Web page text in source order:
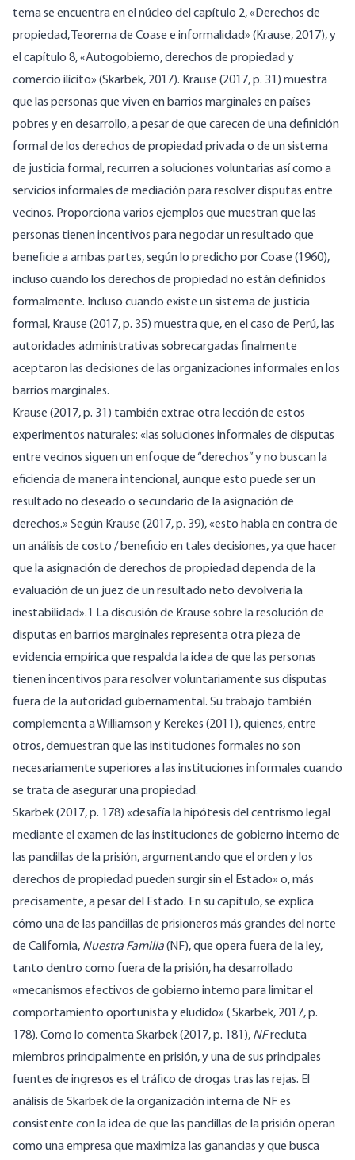
tema se encuentra en el núcleo del capítulo 2, «Derechos de
propiedad, Teorema de Coase e informalidad» (Krause, 2017), y
el capítulo 8, «Autogobierno, derechos de propiedad y
comercio ilícito» (Skarbek, 2017). Krause (2017, p. 31) muestra
que las personas que viven en barrios marginales en países
pobres y en desarrollo, a pesar de que carecen de una definición
formal de los derechos de propiedad privada o de un sistema
de justicia formal, recurren a soluciones voluntarias así como a
servicios informales de mediación para resolver disputas entre
vecinos. Proporciona varios ejemplos que muestran que las
personas tienen incentivos para negociar un resultado que
beneficie a ambas partes, según lo predicho por Coase (1960),
incluso cuando los derechos de propiedad no están definidos
formalmente. Incluso cuando existe un sistema de justicia
formal, Krause (2017, p. 35) muestra que, en el caso de Perú, las
autoridades administrativas sobrecargadas finalmente
aceptaron las decisiones de las organizaciones informales en los
barrios marginales.
Krause (2017, p. 31) también extrae otra lección de estos
experimentos naturales: «las soluciones informales de disputas
entre vecinos siguen un enfoque de “derechos” y no buscan la
eficiencia de manera intencional, aunque esto puede ser un
resultado no deseado o secundario de la asignación de
derechos.» Según Krause (2017, p. 39), «esto habla en contra de
un análisis de costo / beneficio en tales decisiones, ya que hacer
que la asignación de derechos de propiedad dependa de la
evaluación de un juez de un resultado neto devolvería la
inestabilidad».1 La discusión de Krause sobre la resolución de
disputas en barrios marginales representa otra pieza de
evidencia empírica que respalda la idea de que las personas
tienen incentivos para resolver voluntariamente sus disputas
fuera de la autoridad gubernamental. Su trabajo también
complementa a Williamson y Kerekes (2011), quienes, entre
otros, demuestran que las instituciones formales no son
necesariamente superiores a las instituciones informales cuando
se trata de asegurar una propiedad.
Skarbek (2017, p. 178) «desafía la hipótesis del centrismo legal
mediante el examen de las instituciones de gobierno interno de
las pandillas de la prisión, argumentando que el orden y los
derechos de propiedad pueden surgir sin el Estado» o, más
precisamente, a pesar del Estado. En su capítulo, se explica
cómo una de las pandillas de prisioneros más grandes del norte
de California, Nuestra Familia(NF), que opera fuera de la ley,
tanto dentro como fuera de la prisión, ha desarrollado
«mecanismos efectivos de gobierno interno para limitar el
comportamiento oportunista y eludido» ( Skarbek, 2017, p.
178). Como lo comenta Skarbek (2017, p. 181), NFrecluta
miembros principalmente en prisión, y una de sus principales
fuentes de ingresos es el tráfico de drogas tras las rejas. El
análisis de Skarbek de la organización interna de NF es
consistente con la idea de que las pandillas de la prisión operan
como una empresa que maximiza las ganancias y que busca